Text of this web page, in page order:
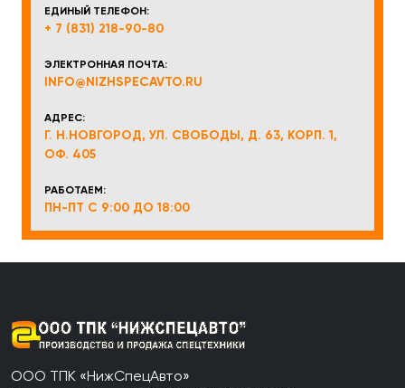
ЕДИНЫЙ ТЕЛЕФОН:
+ 7 (831) 218-90-80
ЭЛЕКТРОННАЯ ПОЧТА:
INFO@NIZHSPECAVTO.RU
АДРЕС:
Г. Н.НОВГОРОД, УЛ. СВОБОДЫ, Д. 63, КОРП. 1,
ОФ. 405
РАБОТАЕМ:
ПН-ПТ С 9:00 ДО 18:00
ООО ТПК «НижСпецАвто»